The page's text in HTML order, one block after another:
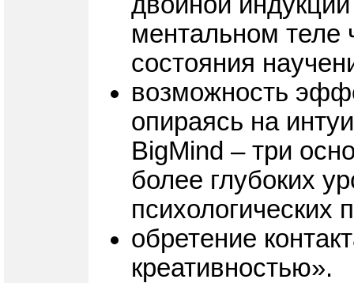
ментальном теле
состояния
возможность
опираясь на
BigMind – три
более глубоких
психологических
обретение
креативностью».